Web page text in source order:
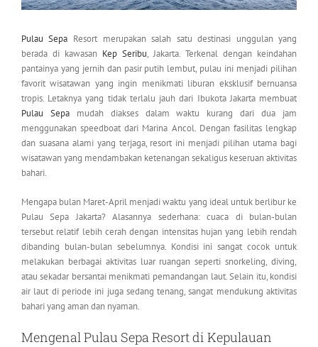
Pulau Sepa Resort merupakan salah satu destinasi unggulan yang
berada di kawasan Kep Seribu, Jakarta. Terkenal dengan keindahan
pantainya yang jernih dan pasir putih lembut, pulau ini menjadi pilihan
favorit wisatawan yang ingin menikmati liburan eksklusif bernuansa
tropis. Letaknya yang tidak terlalu jauh dari Ibukota Jakarta membuat
Pulau Sepamudah diakses dalam waktu kurang dari dua jam
menggunakan speedboat dari Marina Ancol. Dengan fasilitas lengkap
dan suasana alami yang terjaga, resort ini menjadi pilihan utama bagi
wisatawan yang mendambakan ketenangan sekaligus keseruan aktivitas
bahari.
Mengapa bulan Maret-April menjadi waktu yang ideal untuk berlibur ke
Pulau Sepa Jakarta? Alasannya sederhana: cuaca di bulan-bulan
tersebut relatif lebih cerah dengan intensitas hujan yang lebih rendah
dibanding bulan-bulan sebelumnya. Kondisi ini sangat cocok untuk
melakukan berbagai aktivitas luar ruangan seperti snorkeling, diving,
atau sekadar bersantai menikmati pemandangan laut. Selain itu, kondisi
air laut di periode ini juga sedang tenang, sangat mendukung aktivitas
bahari yang aman dan nyaman.
Mengenal Pulau Sepa Resort di Kepulauan